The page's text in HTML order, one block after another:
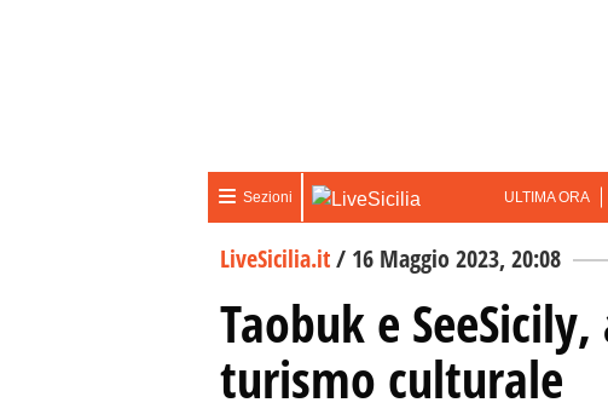
Sezioni ULTIMA ORA
LiveSicilia.it/ 16 Maggio 2023, 20:08
Taobuk e
turismo culturale